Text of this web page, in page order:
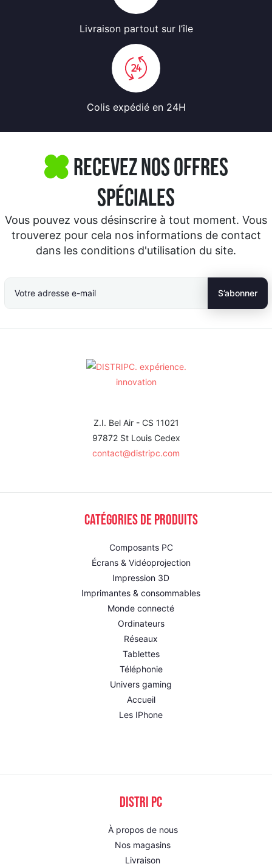
Livraison partout sur l’île
Colis expédié en 24H
Recevez nos offres
spéciales
Vous pouvez vous désinscrire à tout moment. Vous
trouverez pour cela nos informations de contact
dans les conditions d'utilisation du site.
Z.I. Bel Air - CS 11021
97872 St Louis Cedex
contact@distripc.com
Catégories de produits
Composants PC
Écrans & Vidéoprojection
Impression 3D
Imprimantes & consommables
Monde connecté
Ordinateurs
Réseaux
Tablettes
Téléphonie
Univers gaming
Accueil
Les IPhone
DISTRI PC
À propos de nous
Nos magasins
Livraison